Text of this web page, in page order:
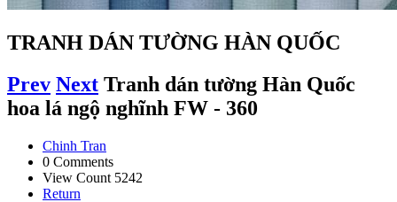
TRANH DÁN TƯỜNG HÀN QUỐC
Prev Next Tranh dán tường Hàn Quốc
hoa lá ngộ nghĩnh FW - 360
Chinh Tran
0 Comments
View Count 5242
Return